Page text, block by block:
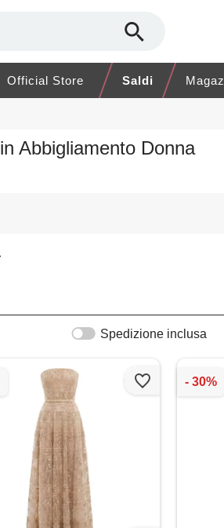
Official Store Saldi
in Abbigliamento Donna
Spedizione inclusa